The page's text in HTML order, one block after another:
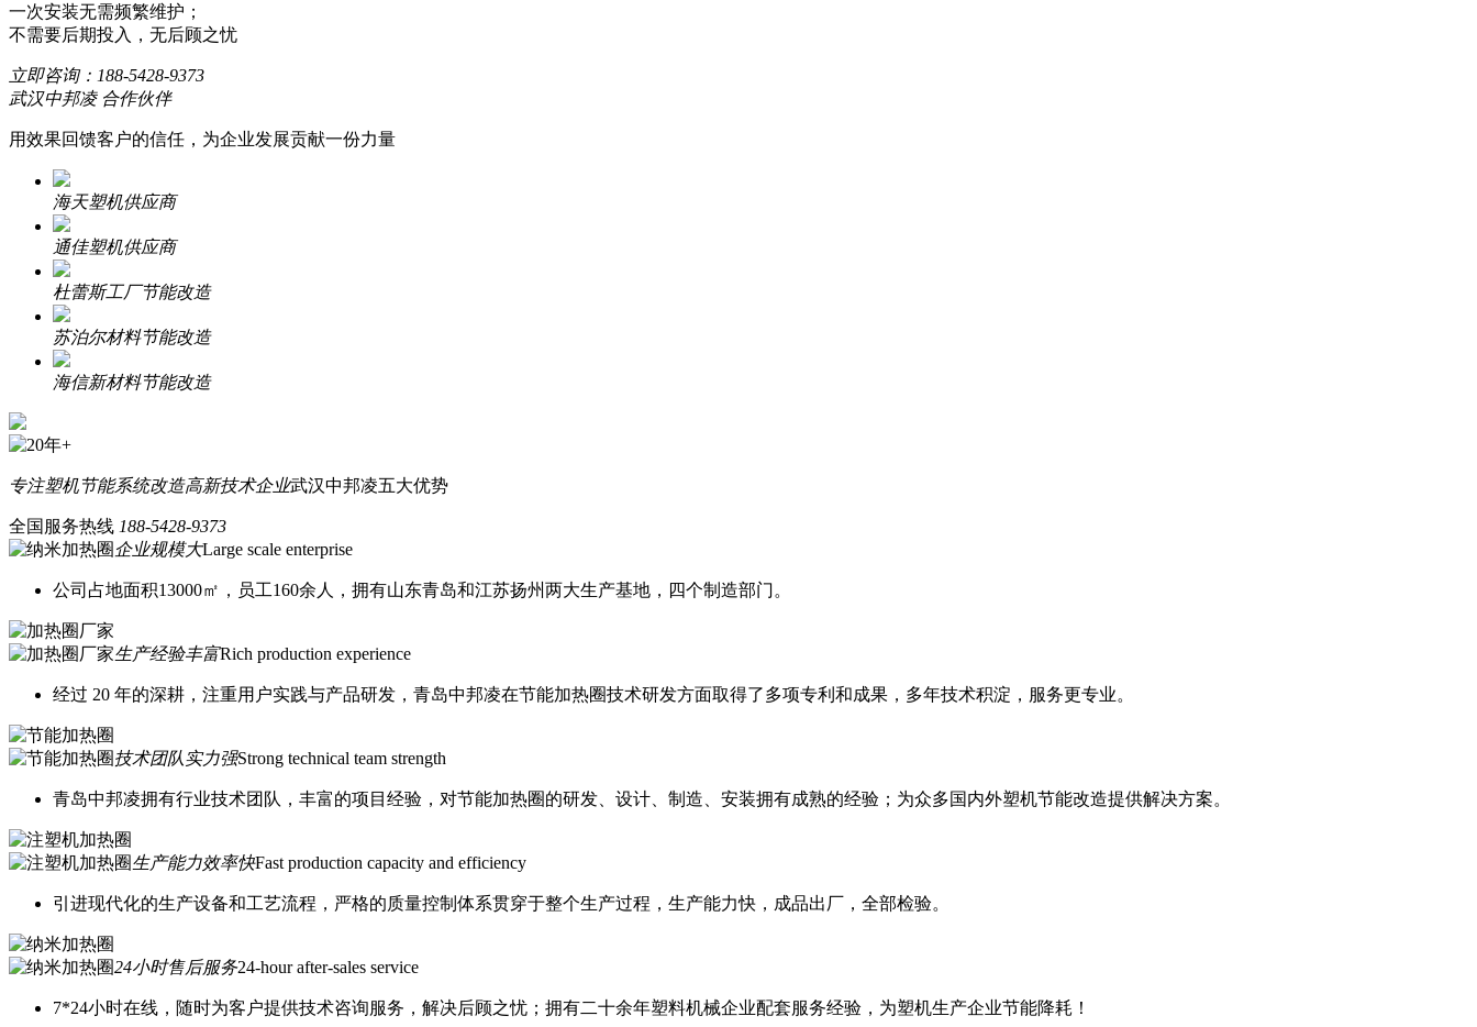
一次安装无需频繁维护；
不需要后期投入，无后顾之忧
立即咨询： 188-5428-9373
武汉中邦凌 合作伙伴
用效果回馈客户的信任，为企业发展贡献一份力量
海天塑机供应商
通佳塑机供应商
杜蕾斯工厂节能改造
苏泊尔材料节能改造
海信新材料节能改造
专注塑机节能系统改造高新技术企业武汉中邦凌五大优势
全国服务热线 188-5428-9373
企业规模大Large scale enterprise
公司占地面积13000㎡，员工160余人，拥有山东青岛和江苏扬州两大生产基地，四个制造部门。
生产经验丰富Rich production experience
经过 20 年的深耕，注重用户实践与产品研发，青岛中邦凌在节能加热圈技术研发方面取得了多项专利和成果，多年技术积淀，服务更专业。
技术团队实力强Strong technical team strength
青岛中邦凌拥有行业技术团队，丰富的项目经验，对节能加热圈的研发、设计、制造、安装拥有成熟的经验；为众多国内外塑机节能改造提供解决方案。
生产能力效率快Fast production capacity and efficiency
引进现代化的生产设备和工艺流程，严格的质量控制体系贯穿于整个生产过程，生产能力快，成品出厂，全部检验。
24小时售后服务24-hour after-sales service
7*24小时在线，随时为客户提供技术咨询服务，解决后顾之忧；拥有二十余年塑料机械企业配套服务经验，为塑机生产企业节能降耗！